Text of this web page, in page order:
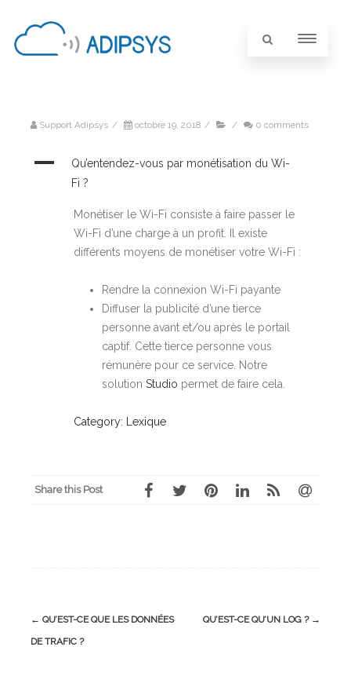
Support Adipsys / octobre 19, 2018 / / 0 comments
A
Qu’entendez-vous par monétisation du Wi-
Fi ?
Monétiser le Wi-Fi consiste à faire passer le
Wi-Fi d’une charge à un profit. Il existe
différents moyens de monétiser votre Wi-Fi :
Rendre la connexion Wi-Fi payante
Diffuser la publicité d’une tierce
personne avant et/ou après le portail
captif. Cette tierce personne vous
rémunère pour ce service. Notre
solution Studio permet de faire cela.
Category: Lexique
Share this Post
Post
navigation
← QU’EST-CE QUE LES DONNÉES
DE TRAFIC ?
QU’EST-CE QU’UN LOG ? →